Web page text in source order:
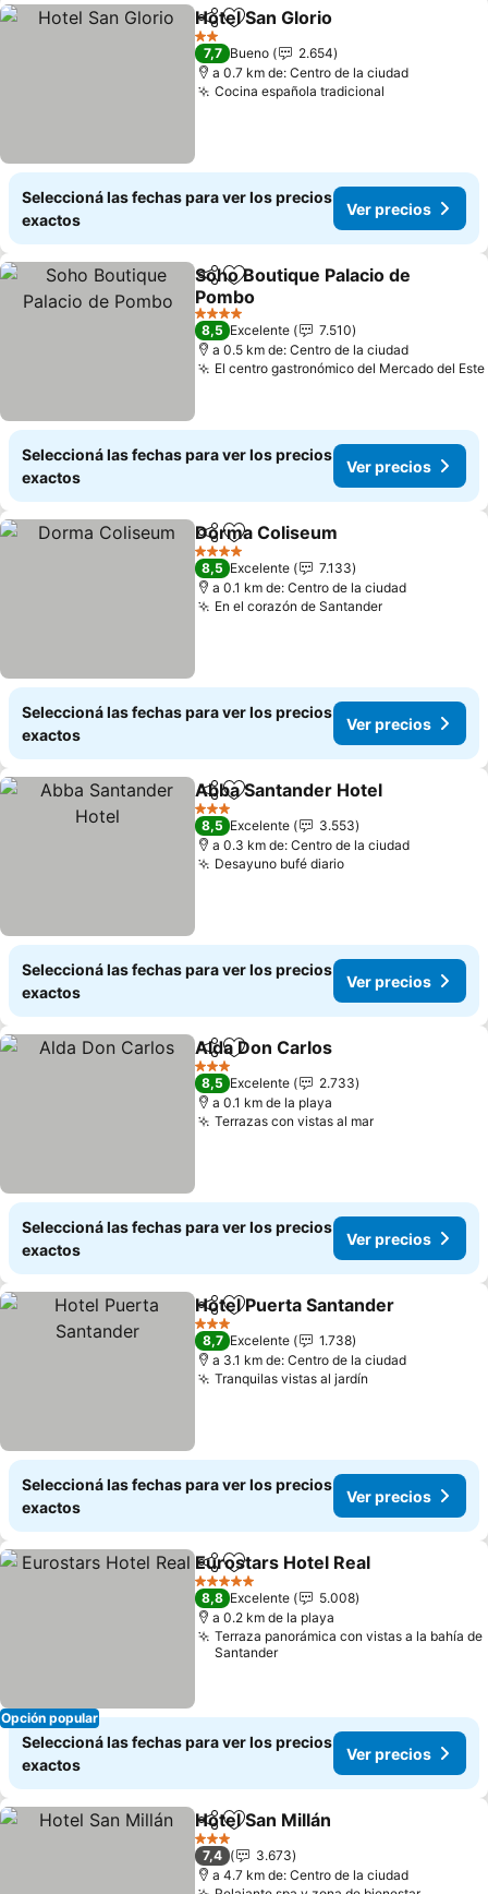
CompartirAñadir a favoritos
Hotel San Glorio
2 Estrellas
7,7 Bueno
2.654
a 0.7 km de: Centro de la ciudad
Cocina española tradicional
Seleccioná las fechas para ver los precios
exactos
Ver precios
CompartirAñadir a favoritos
Soho Boutique Palacio de
Pombo
4 Estrellas
8,5 Excelente
7.510
a 0.5 km de: Centro de la ciudad
El centro gastronómico del Mercado del Este
Seleccioná las fechas para ver los precios
exactos
Ver precios
CompartirAñadir a favoritos
Dorma Coliseum
4 Estrellas
8,5 Excelente
7.133
a 0.1 km de: Centro de la ciudad
En el corazón de Santander
Seleccioná las fechas para ver los precios
exactos
Ver precios
CompartirAñadir a favoritos
Abba Santander Hotel
3 Estrellas
8,5 Excelente
3.553
a 0.3 km de: Centro de la ciudad
Desayuno bufé diario
Seleccioná las fechas para ver los precios
exactos
Ver precios
CompartirAñadir a favoritos
Alda Don Carlos
3 Estrellas
8,5 Excelente
2.733
a 0.1 km de la playa
Terrazas con vistas al mar
Seleccioná las fechas para ver los precios
exactos
Ver precios
CompartirAñadir a favoritos
Hotel Puerta Santander
3 Estrellas
8,7 Excelente
1.738
a 3.1 km de: Centro de la ciudad
Tranquilas vistas al jardín
Seleccioná las fechas para ver los precios
exactos
Ver precios
Opción popular
CompartirAñadir a favoritos
Eurostars Hotel Real
5 Estrellas
8,8 Excelente
5.008
a 0.2 km de la playa
Terraza panorámica con vistas a la bahía de
Santander
Seleccioná las fechas para ver los precios
exactos
Ver precios
CompartirAñadir a favoritos
Hotel San Millán
3 Estrellas
7,4
3.673
a 4.7 km de: Centro de la ciudad